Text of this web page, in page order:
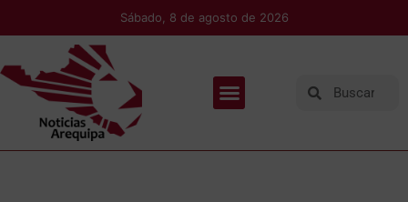
Sábado, 8 de agosto de 2026